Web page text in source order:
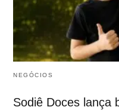
NEGÓCIOS
Sodiê Doces lança